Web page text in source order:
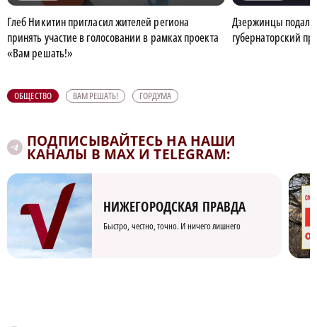
Глеб Никитин пригласил жителей региона
принять участие в голосовании в рамках проекта
«Вам решать!»
Дзержинцы
губернаторский
ОБЩЕСТВО ВАМ РЕШАТЬ! ГОРДУМА
ПОДПИСЫВАЙТЕСЬ НА НАШИ
КАНАЛЫ В MAX И TELEGRAM:
НИЖЕГОРОДСКАЯ ПРАВДА
Быстро, честно, точно. И ничего лишнего